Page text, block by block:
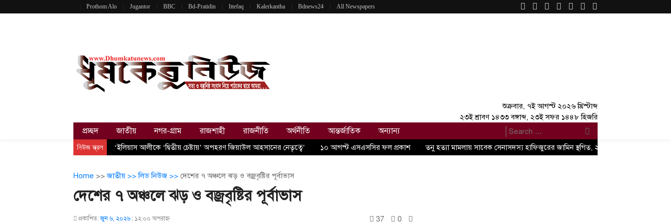
Prothom Alo Jugantor BBC Bd-Pratidin Ittefaq Kalerkantha Bdnews24 All Newspapers
শুক্রবার, ৭ই আগস্ট ২০২৬ খ্রিস্টাব্দ
২৩ই শ্রাবণ ১৪৩৩ বঙ্গাব্দ, ২৩ই সফর ১৪৪৮ হিজরি
প্রচ্ছদ জাতীয় নগর-গ্রাম রাজশাহী রাজনীতি অর্থনীতি আন্তর্জাতিক অন্যান্য
×
নিউজ স্ক্রল ‘ইলিয়াস আলীকে ‘দ্বিতীয় চেষ্টায়’ অপহরণ জিয়াউল আহসানের নেতৃত্বে’ ১০ আগস্ট এসএসসির ফল প্রকাশ তনু হত্যা মামলায় সাবেক সেনাসদস্য হাফিজুরের জামিন স্থগিত, ২৪ ঘণ্টার মধ্যে
Home >>জাতীয় >>লিড নিউজ >> দেশের ৭ অঞ্চলে ঝড় ও বজ্রবৃষ্টির পূর্বাভাস
দেশের ৭ অঞ্চলে ঝড় ও বজ্রবৃষ্টির পূর্বাভাস
প্রকাশিত:জুন ৬, ২০২৬ ; ১২:০০ অপরাহ্ণ 37 0